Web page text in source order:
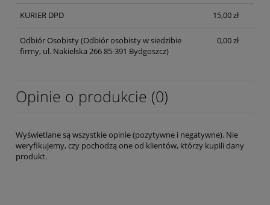
KURIER DPD 15,00 zł
Odbiór Osobisty(Odbiór osobisty w siedzibie
firmy, ul. Nakielska 266 85-391 Bydgoszcz)
0,00 zł
Opinie o produkcie (0)
Wyświetlane są wszystkie opinie (pozytywne i negatywne). Nie
weryfikujemy, czy pochodzą one od klientów, którzy kupili dany
produkt.